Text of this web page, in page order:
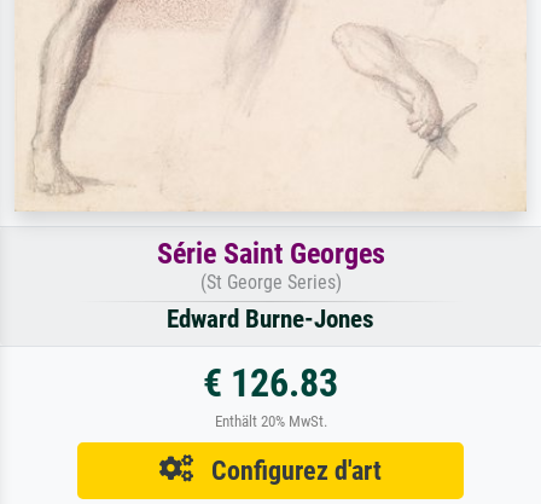
Série Saint Georges
(St George Series)
Edward Burne-Jones
€ 126.83
Enthält 20% MwSt.
Configurez d'art